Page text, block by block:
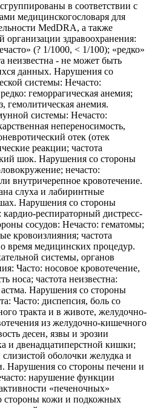
в соответствии с
медицинскогословаря для
MedDRA, а также
здравоохранения:
(? 1/1000, < 1/100); «редко»
неизвестна - не может быть
данных. Нарушения со
системы: Нечасто:
геморрагическая анемия;
гемолитическая анемия.
системы: Нечасто:
непереносимость,
отек (отек
реакции; частота
шок. Нарушения со стороны
нечасто:
внутричерепное кровотечение.
слуха и лабиринтные
Нарушения со стороны
кардио-респираторный дистресс-
сосудов: Нечасто: гематомы;
кровоизлияния; частота
время медицинских процедур.
системы, органов
Часто: носовое кровотечение,
носа; частота неизвестна:
Нарушения со стороны
Часто: диспепсия, боль со
тракта и в животе, желудочно-
из желудочно-кишечного
десен, язвы и эрозии
и двенадцатиперстной кишки;
оболочки желудка и
Нарушения со стороны печени и
нарушение функции
«печеночных»
стороны кожи и подкожных